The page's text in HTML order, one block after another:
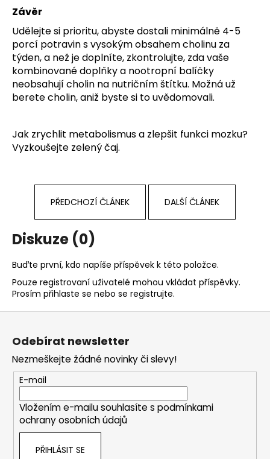
Závěr
Udělejte si prioritu, abyste dostali minimálně 4-5
porcí potravin s vysokým obsahem cholinu za
týden, a než je doplníte, zkontrolujte, zda vaše
kombinované doplňky a nootropní balíčky
neobsahují cholin na nutričním štítku. Možná už
berete cholin, aniž byste si to uvědomovali.
Jak zrychlit metabolismus a zlepšit funkci mozku?
Vyzkoušejte zelený čaj.
PŘEDCHOZÍ ČLÁNEK DALŠÍ ČLÁNEK
Diskuze (0)
Buďte první, kdo napíše příspěvek k této položce.
Pouze registrovaní uživatelé mohou vkládat příspěvky.
Prosím přihlaste se nebo se registrujte.
Z
Odebírat newsletter
Nezmeškejte žádné novinky či slevy!
E-mail
Vložením e-mailu souhlasíte s podmínkami
ochrany osobních údajů
PŘIHLÁSIT SE